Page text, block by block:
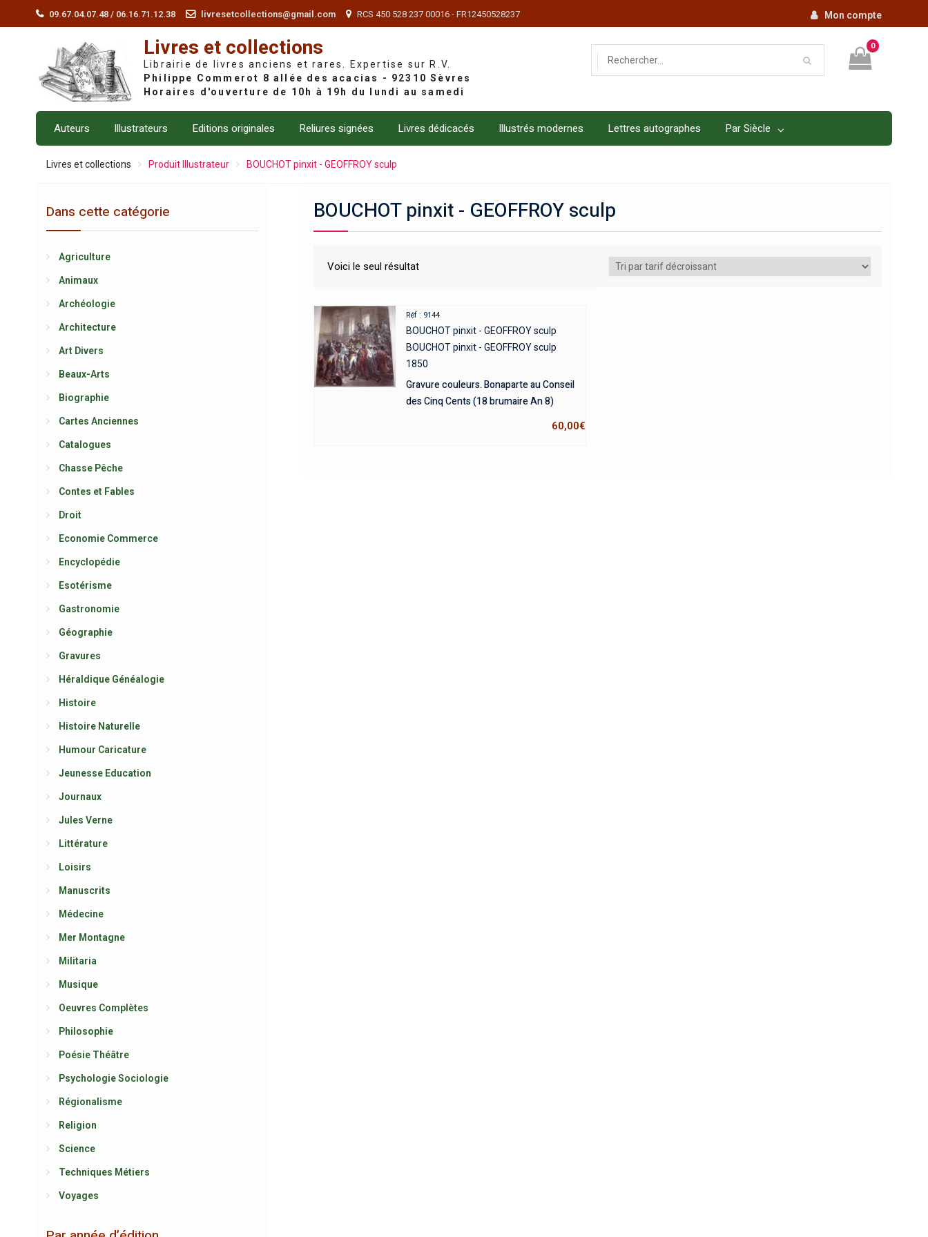
09.67.04.07.48 / 06.16.71.12.38 livresetcollections@gmail.com RCS 450 528 237 00016 - FR12450528237 Mon compte
Livres et collections
Librairie de livres anciens et rares. Expertise sur R.V.
0
Auteurs Illustrateurs Editions originales Reliures signées Livres dédicacés Illustrés modernes Lettres autographes Par Siècle
Livres et collections Produit Illustrateur BOUCHOT pinxit - GEOFFROY sculp
BOUCHOT pinxit - GEOFFROY sculp
Voici le seul résultat
Réf : 9144
BOUCHOT pinxit - GEOFFROY sculp
BOUCHOT pinxit - GEOFFROY sculp
1850
Gravure couleurs. Bonaparte au Conseil
des Cinq Cents (18 brumaire An 8)
60,00€
Dans cette catégorie
Agriculture
Animaux
Archéologie
Architecture
Art Divers
Beaux-Arts
Biographie
Cartes Anciennes
Catalogues
Chasse Pêche
Contes et Fables
Droit
Economie Commerce
Encyclopédie
Esotérisme
Gastronomie
Géographie
Gravures
Héraldique Généalogie
Histoire
Histoire Naturelle
Humour Caricature
Jeunesse Education
Journaux
Jules Verne
Littérature
Loisirs
Manuscrits
Médecine
Mer Montagne
Militaria
Musique
Oeuvres Complètes
Philosophie
Poésie Théâtre
Psychologie Sociologie
Régionalisme
Religion
Science
Techniques Métiers
Voyages